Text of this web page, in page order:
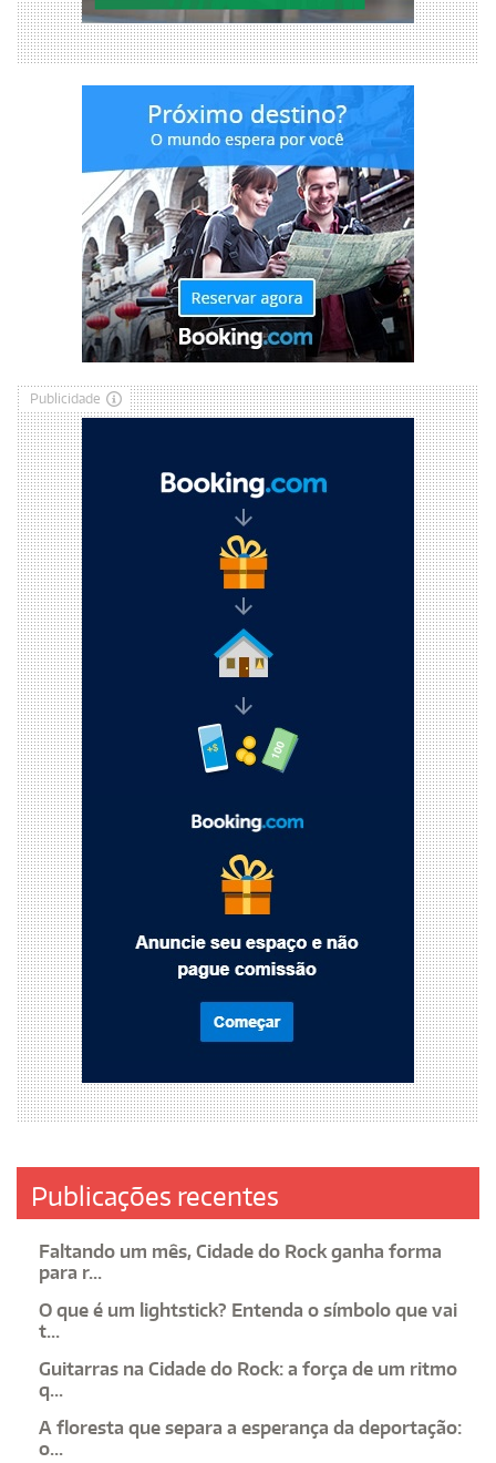
Publicidade
Publicações recentes
Faltando um mês, Cidade do Rock ganha forma
para r...
O que é um lightstick? Entenda o símbolo que vai
t...
Guitarras na Cidade do Rock: a força de um ritmo
q...
A floresta que separa a esperança da deportação:
o...